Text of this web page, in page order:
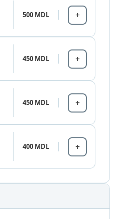
500 MDL
450 MDL
450 MDL
400 MDL